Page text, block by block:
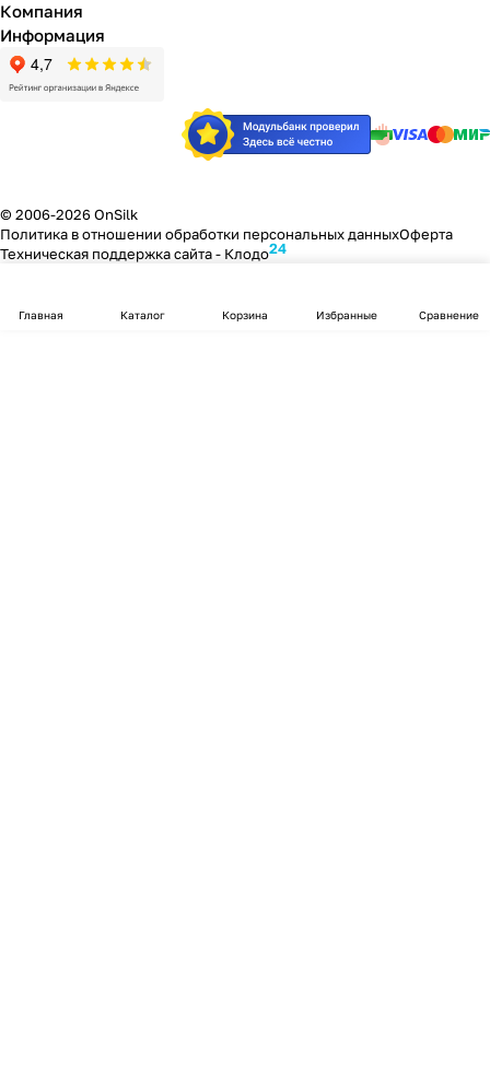
Компания
Информация
© 2006-2026 OnSilk
Политика в отношении обработки персональных данныхОферта
Техническая поддержка сайта - Клодо24
Главная Каталог Корзина Избранные Сравнение